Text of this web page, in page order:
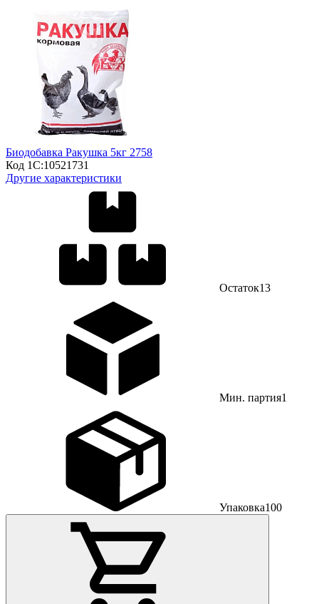
Биодобавка Ракушка 5кг 2758
Код 1С:10521731
Другие характеристики
Остаток13
Мин. партия1
Упаковка100